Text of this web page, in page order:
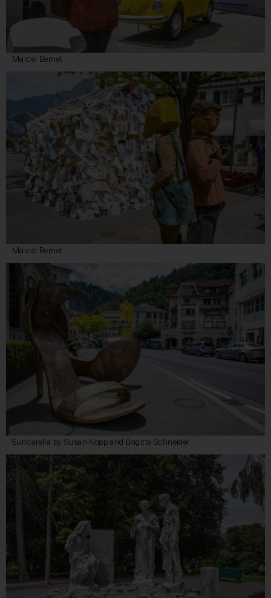
Marcel Bernet
Marcel Bernet
Sündarella by Susan Kopp and Brigitte Schneider